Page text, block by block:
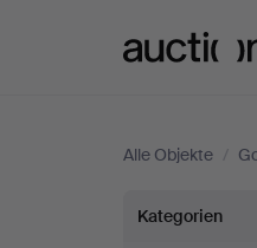
Alle Objekte /
Kategorien